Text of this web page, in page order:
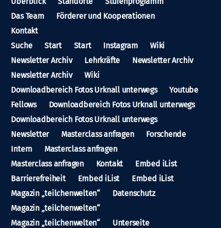
Das Team
Förderer und Kooperationen
Kontakt
Suche
Start Start Instagram
Wiki
Newsletter Archiv
Lehrkräfte
Newsletter Archiv
Newsletter Archiv
Wiki
Downloadbereich Fotos Urknall unterwegs
Youtube
Fellows
Downloadbereich Fotos Urknall unterwegs
Downloadbereich Fotos Urknall unterwegs
Newsletter
Masterclass anfragen
Forschende
Intern
Masterclass anfragen
Masterclass anfragen
Kontakt
Embed iList
Barrierefreiheit
Embed iList
Embed iList
Magazin „teilchenwelten“
Datenschutz
Magazin „teilchenwelten“
Magazin „teilchenwelten“
Unterseite